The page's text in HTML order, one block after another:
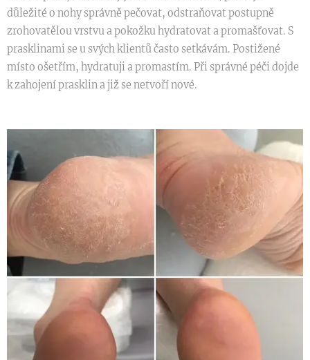
důležité o nohy správně pečovat, odstraňovat postupně
zrohovatělou vrstvu a pokožku hydratovat a promašťovat. S
prasklinami se u svých klientů často setkávám. Postižené
místo ošetřím, hydratuji a promastím. Při správné péči dojde
k zahojení prasklin a již se netvoří nové.